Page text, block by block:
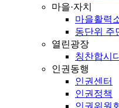
마을·자치
마을활력
동단위 주
열린광장
칭찬합시
인권동행
인권센터
인권정책
인권위원회